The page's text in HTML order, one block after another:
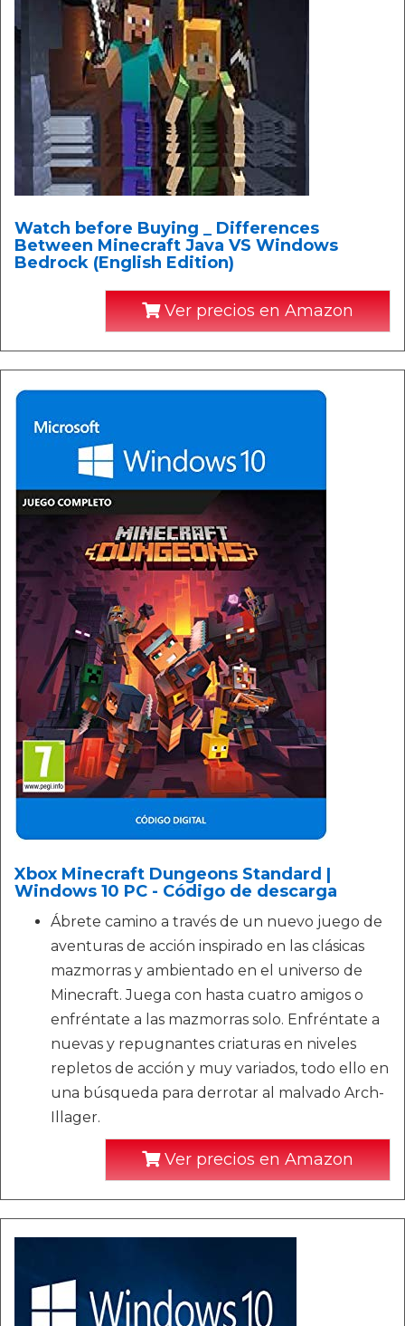
Watch before Buying _ Differences
Between Minecraft Java VS Windows
Bedrock (English Edition)
Ver precios en Amazon
Xbox Minecraft Dungeons Standard |
Windows 10 PC - Código de descarga
Ábrete camino a través de un nuevo juego de
aventuras de acción inspirado en las clásicas
mazmorras y ambientado en el universo de
Minecraft. Juega con hasta cuatro amigos o
enfréntate a las mazmorras solo. Enfréntate a
nuevas y repugnantes criaturas en niveles
repletos de acción y muy variados, todo ello en
una búsqueda para derrotar al malvado Arch-
Illager.
Ver precios en Amazon